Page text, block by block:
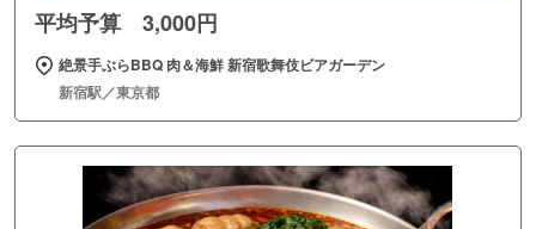
平均予算 3,000円
絶景手ぶらBBQ 肉＆海鮮 新宿歌舞伎ビアガーデン
新宿駅／東京都